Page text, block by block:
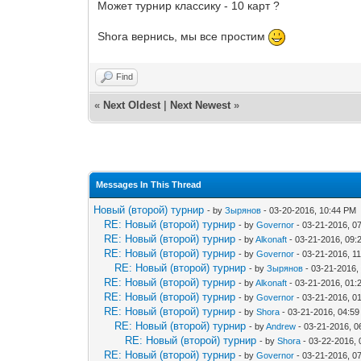
Может турнир классику - 10 карт ?
Shora вернись, мы все простим
Find
« Next Oldest Next Newest »
Messages In This Thread
Новый (второй) турнир - byЗырянов - 03-20-2016, 10:44 PM
RE: Новый (второй) турнир - byGovernor - 03-21-2016,
RE: Новый (второй) турнир - byAlkonaft - 03-21-2016,
RE: Новый (второй) турнир - byGovernor - 03-21-2016,
RE: Новый (второй) турнир - byЗырянов - 03-21-2016,
RE: Новый (второй) турнир - byAlkonaft - 03-21-2016,
RE: Новый (второй) турнир - byGovernor - 03-21-2016,
RE: Новый (второй) турнир - byShora - 03-21-2016, 04:59
RE: Новый (второй) турнир - byAndrew - 03-21-2016,
RE: Новый (второй) турнир - byShora - 03-22-2016,
RE: Новый (второй) турнир - byGovernor - 03-21-2016,